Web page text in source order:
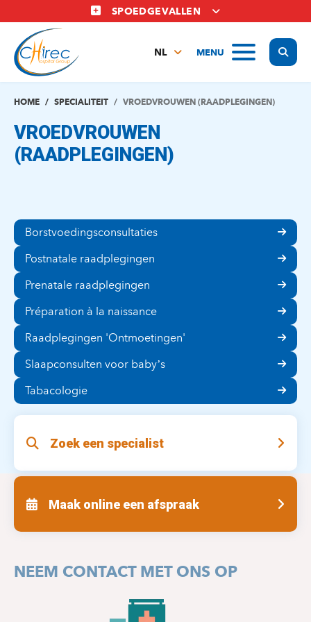
en
naar
inhoud
gaan
SPOEDGEVALLEN
MENU
NL
EN
HOME SPECIALITEIT VROEDVROUWEN (RAADPLEGINGEN)
VROEDVROUWEN
(RAADPLEGINGEN)
Borstvoedingsconsultaties
Postnatale raadplegingen
Prenatale raadplegingen
Préparation à la naissance
Raadplegingen 'Ontmoetingen'
Slaapconsulten voor baby’s
Tabacologie
Zoek een specialist
Maak online een afspraak
NEEM CONTACT MET ONS OP